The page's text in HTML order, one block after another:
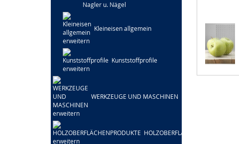
Nagler u. Nägel
Kleineisen allgemein
Kunststoffprofile
WERKZEUGE UND MASCHINEN
HOLZOBERFLÄCHENPRODUKTE